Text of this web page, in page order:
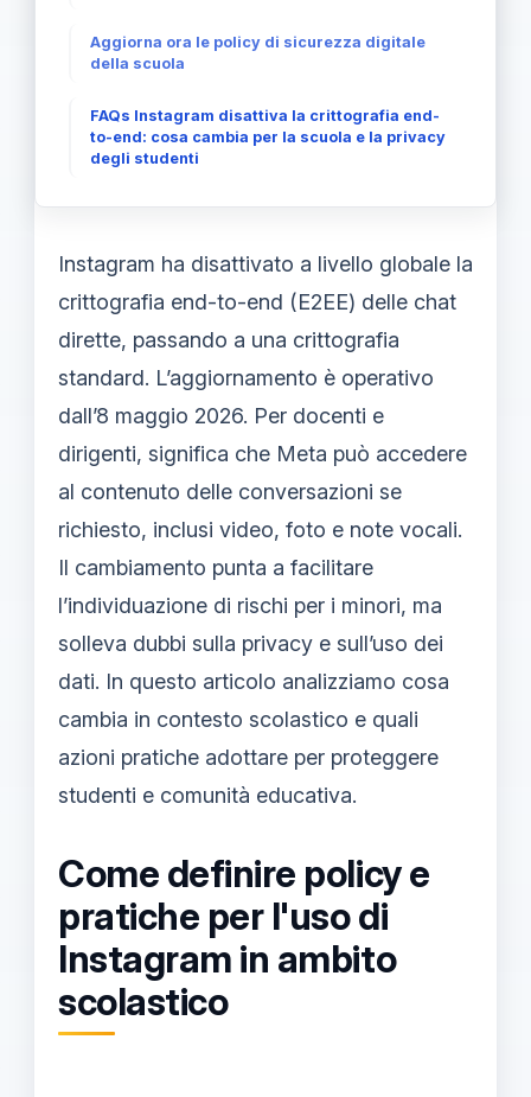
Aggiorna ora le policy di sicurezza digitale
della scuola
FAQs Instagram disattiva la crittografia end-
to-end: cosa cambia per la scuola e la privacy
degli studenti
Instagram ha disattivato a livello globale la
crittografia end-to-end (E2EE) delle chat
dirette, passando a una crittografia
standard. L’aggiornamento è operativo
dall’8 maggio 2026. Per docenti e
dirigenti, significa che Meta può accedere
al contenuto delle conversazioni se
richiesto, inclusi video, foto e note vocali.
Il cambiamento punta a facilitare
l’individuazione di rischi per i minori, ma
solleva dubbi sulla privacy e sull’uso dei
dati. In questo articolo analizziamo cosa
cambia in contesto scolastico e quali
azioni pratiche adottare per proteggere
studenti e comunità educativa.
Come definire policy e
pratiche per l'uso di
Instagram in ambito
scolastico